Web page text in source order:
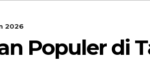
2026
Populer di